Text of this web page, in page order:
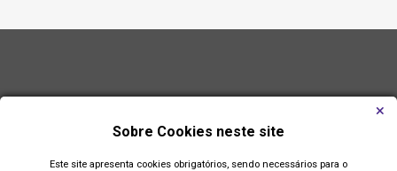
Sobre Cookies neste site
Este site apresenta cookies obrigatórios, sendo necessários para o